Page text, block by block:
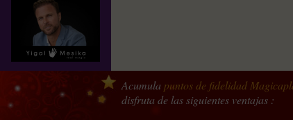
Acumula puntos de fidelidad
disfruta de las siguientes ventajas :